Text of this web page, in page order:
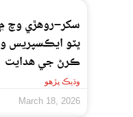
سکر–روهڙي وچ
ڪرڻ جي هدايت
وڌيڪ پڙهو
March 18, 2026